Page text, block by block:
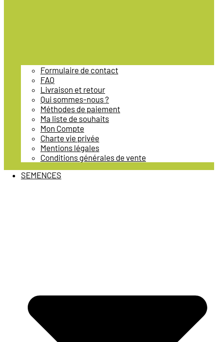
Formulaire de contact
FAQ
Livraison et retour
Qui sommes-nous ?
Méthodes de paiement
Ma liste de souhaits
Mon Compte
Charte vie privée
Mentions légales
Conditions générales de vente
SEMENCES